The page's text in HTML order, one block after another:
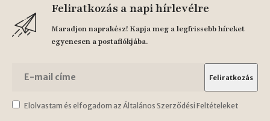
Feliratkozás a napi hírlevélre
Maradjon naprakész! Kapja meg a legfrissebb híreket
egyenesen a postafiókjába.
Elolvastam és elfogadom az Általános Szerződési Feltételeket